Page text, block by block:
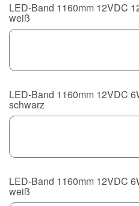
LED-Band 1160mm 12VDC
weiß
LED-Band 1160mm 12VDC
schwarz
LED-Band 1160mm 12VDC
weiß